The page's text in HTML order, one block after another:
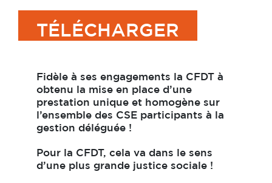
TÉLÉCHARGER
Fidèle à ses engagements la CFDT
à
obtenu la mise en place d’une
prestation unique et homogène sur
l’ensemble des CSE participants à la
gestion déléguée !
Pour la CFDT , cela va dans le sens
d’une plus grande justice sociale !